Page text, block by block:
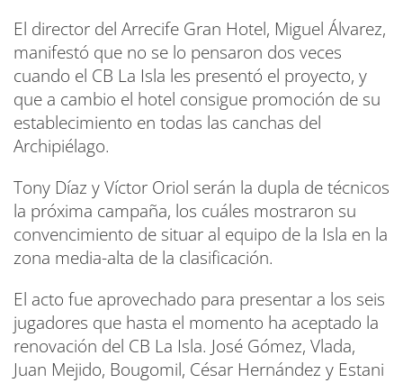
El director del Arrecife Gran Hotel, Miguel Álvarez,
manifestó que no se lo pensaron dos veces
cuando el CB La Isla les presentó el proyecto, y
que a cambio el hotel consigue promoción de su
establecimiento en todas las canchas del
Archipiélago.
Tony Díaz y Víctor Oriol serán la dupla de técnicos
la próxima campaña, los cuáles mostraron su
convencimiento de situar al equipo de la Isla en la
zona media-alta de la clasificación.
El acto fue aprovechado para presentar a los seis
jugadores que hasta el momento ha aceptado la
renovación del CB La Isla. José Gómez, Vlada,
Juan Mejido, Bougomil, César Hernández y Estani